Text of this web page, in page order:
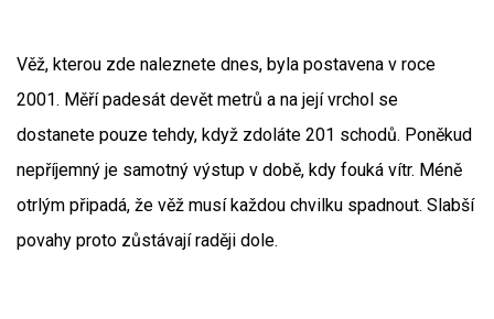
Věž, kterou zde naleznete dnes, byla postavena v roce
2001. Měří padesát devět metrů a na její vrchol se
dostanete pouze tehdy, když zdoláte 201 schodů. Poněkud
nepříjemný je samotný výstup v době, kdy fouká vítr. Méně
otrlým připadá, že věž musí každou chvilku spadnout. Slabší
povahy proto zůstávají raději dole.